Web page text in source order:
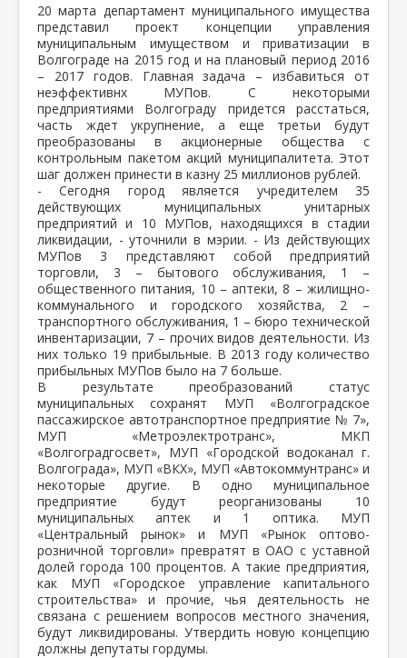
20 марта департамент муниципального имущества
представил проект концепции управления
муниципальным имуществом и приватизации в
Волгограде на 2015 год и на плановый период 2016
– 2017 годов. Главная задача – избавиться от
неэффективнх МУПов. С некоторыми
предприятиями Волгограду придется расстаться,
часть ждет укрупнение, а еще третьи будут
преобразованы в акционерные общества с
контрольным пакетом акций муниципалитета. Этот
шаг должен принести в казну 25 миллионов рублей.
- Сегодня город является учредителем 35
действующих муниципальных унитарных
предприятий и 10 МУПов, находящихся в стадии
ликвидации, - уточнили в мэрии. - Из действующих
МУПов 3 представляют собой предприятий
торговли, 3 – бытового обслуживания, 1 –
общественного питания, 10 – аптеки, 8 – жилищно-
коммунального и городского хозяйства, 2 –
транспортного обслуживания, 1 – бюро технической
инвентаризации, 7 – прочих видов деятельности. Из
них только 19 прибыльные. В 2013 году количество
прибыльных МУПов было на 7 больше.
В результате преобразований статус
муниципальных сохранят МУП «Волгоградское
пассажирское автотранспортное предприятие № 7»,
МУП «Метроэлектротранс», МКП
«Волгоградгосвет», МУП «Городской водоканал г.
Волгограда», МУП «ВКХ», МУП «Автокоммунтранс» и
некоторые другие. В одно муниципальное
предприятие будут реорганизованы 10
муниципальных аптек и 1 оптика. МУП
«Центральный рынок» и МУП «Рынок оптово-
розничной торговли» превратят в ОАО с уставной
долей города 100 процентов. А такие предприятия,
как МУП «Городское управление капитального
строительства» и прочие, чья деятельность не
связана с решением вопросов местного значения,
будут ликвидированы. Утвердить новую концепцию
должны депутаты гордумы.